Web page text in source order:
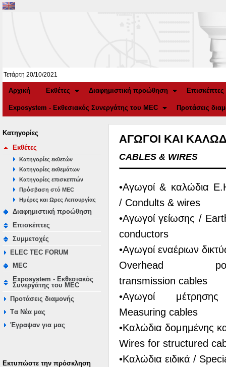
Τετάρτη 20/10/2021
Αρχική Εκθέτες Διαφημιστική προώθηση Επισκέπτες
Exposystem - Εκθεσιακός Συνεργάτης του MEC Προτάσεις
Κατηγορίες
Εκθέτες
Κατηγορίες εκθετών
Κατηγορίες εκθεμάτων
Κατηγορίες επισκεπτών
Πρόσβαση στό MEC
Hμέρες και Ωρες Λειτουργίας
Διαφημιστική προώθηση
Επισκέπτες
Συμμετοχές
ELEC TEC FORUM
MEC
Exposystem - Εκθεσιακός
Συνεργάτης του MEC
Προτάσεις διαμονής
Tα Νέα μας
Έγραψαν για μας
Εκτυπώστε την πρόσκληση
ΑΓΩΓΟΙ ΚΑΙ
CABLES & WIRES
•Αγωγοί & καλώδια
/ Condults & wires
•Αγωγοί γείωσης /
conductors
•Αγωγοί εναέριων
Overhead
transmission cables
•Αγωγοί
Measuring cables
•Καλώδια δομημένης
Wires for structured
•Καλώδια ειδικά /